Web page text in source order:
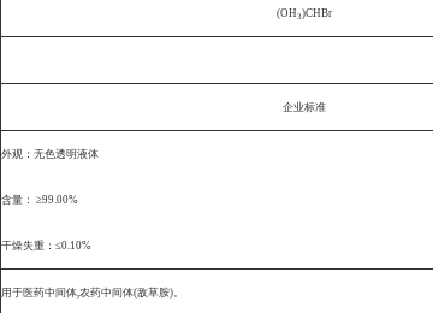
(OH3)CHBr
企业标准
外观：无色透明液体
含量： ≥99.00%
干燥失重：≤0.10%
用于医药中间体,农药中间体(敌草胺)。